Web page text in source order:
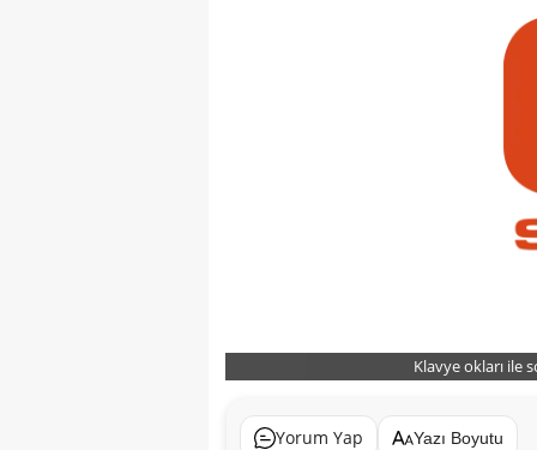
Klavye okları ile
Yorum Yap Yazı Boyutu